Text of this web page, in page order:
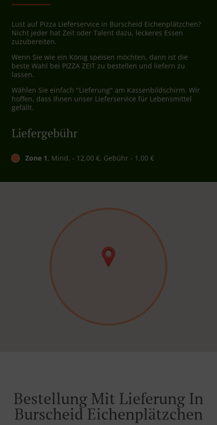
Lust auf Pizza Lieferservice in Burscheid Eichenplätzchen?
Nicht jeder hat Zeit oder Talent dazu, leckeres Essen
zuzubereiten.
Wenn Sie wie ein König speisen möchten, dann ist die
beste Wahl bei PIZZA ZEIT zu bestellen und liefern zu
lassen.
Wählen Sie einfach "Lieferung" am Kassenbildschirm. Wir
hoffen, dass Ihnen unser Lieferservice für Lebensmittel
gefällt.
Liefergebühr
Zone 1, Mind. - 12,00 €, Gebühr - 1,00 €
Bestellung Mit Lieferung In
Burscheid Eichenplätzchen